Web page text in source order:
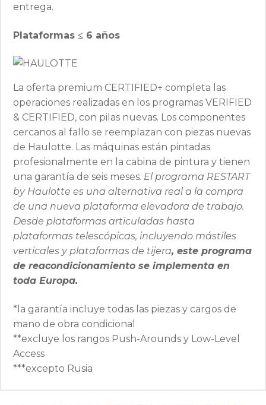
entrega.
Plataformas ≤ 6 años
La oferta premium CERTIFIED+ completa las
operaciones realizadas en los programas VERIFIED
& CERTIFIED, con pilas nuevas. Los componentes
cercanos al fallo se reemplazan con piezas nuevas
de Haulotte. Las máquinas están pintadas
profesionalmente en la cabina de pintura y tienen
una garantía de seis meses. El programa RESTART
by Haulotte es una alternativa real a la compra
de una nueva plataforma elevadora de trabajo.
Desde plataformas articuladas hasta
plataformas telescópicas, incluyendo mástiles
verticales y plataformas de tijera, este programa
de reacondicionamiento se implementa en
toda Europa.
*la garantía incluye todas las piezas y cargos de
mano de obra condicional
**excluye los rangos Push-Arounds y Low-Level
Access
***excepto Rusia